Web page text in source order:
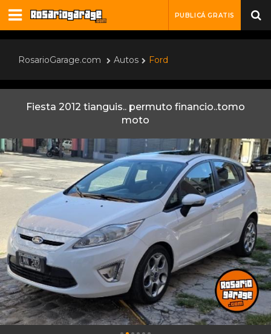
PUBLICÁ GRATIS
RosarioGarage.com Autos Ford
Fiesta 2012 tianguis.. permuto financio..tomo
moto